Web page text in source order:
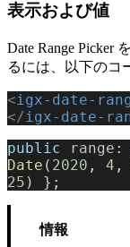
表示および値
Date Range Picker
るには、以下のコ
<igx-date-
</ igx-date-
public range :
Date ( 2020 , 4 ,
25 ) };
情報